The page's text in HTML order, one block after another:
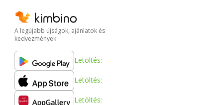
A legújabb újságok, ajánlatok és
kedvezmények
Letöltés:
Letöltés:
Letöltés: